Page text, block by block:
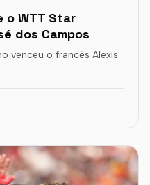
o WTT Star
dos Campos
venceu o francês Alexis